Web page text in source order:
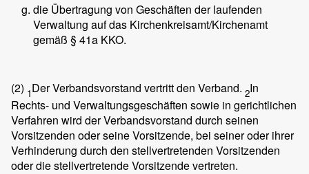
die Übertragung von Geschäften der laufenden
Verwaltung auf das Kirchenkreisamt/Kirchenamt
gemäß § 41a KKO.
(2) 1Der Verbandsvorstand vertritt den Verband. 2In
Rechts- und Verwaltungsgeschäften sowie in gerichtlichen
Verfahren wird der Verbandsvorstand durch seinen
Vorsitzenden oder seine Vorsitzende, bei seiner oder ihrer
Verhinderung durch den stellvertretenden Vorsitzenden
oder die stellvertretende Vorsitzende vertreten.